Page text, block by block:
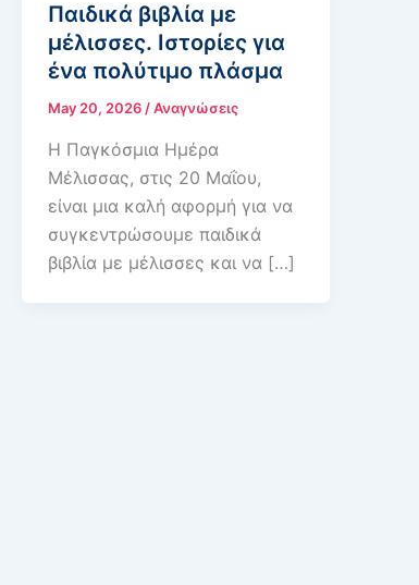
Παιδικά βιβλία με
μέλισσες. Ιστορίες για
ένα πολύτιμο πλάσμα
May 20, 2026/Αναγνώσεις
Η Παγκόσμια Ημέρα
Μέλισσας, στις 20 Μαΐου,
είναι μια καλή αφορμή για να
συγκεντρώσουμε παιδικά
βιβλία με μέλισσες και να […]